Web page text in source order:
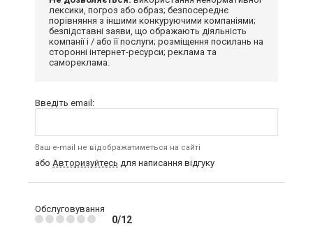
лексики, погроз або образ; безпосереднє
порівняння з іншими конкуруючими компаніями;
безпідставні заяви, що ображають діяльність
компанії і / або її послуги; розміщення посилань на
сторонні інтернет-ресурси; реклама та
самореклама.
Введіть email:
Ваш e-mail не відображатиметься на сайті
або Авторизуйтесь для написання відгуку
Обслуговування
0/12